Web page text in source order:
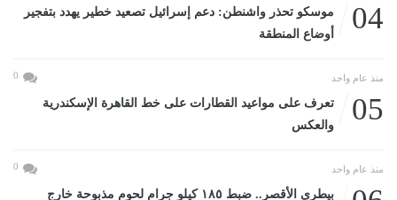
04
موسكو تحذر واشنطن: دعم إسرائيل تصعيد خطير يهدد بتفجير
أوضاع المنطقة
منذ عام واحد 0
05
تعرف على مواعيد القطارات على خط القاهرة الإسكندرية
والعكس
منذ عام واحد 0
بيطرى الأقصر.. ضبط ١٨٥ كيلو جرام لحوم مذبوحة خارج